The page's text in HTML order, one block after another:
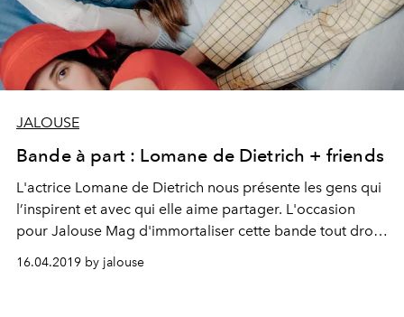
JALOUSE
Bande à part : Lomane de Dietrich + friends
L'actrice Lomane de Dietrich nous présente les gens qui
l’inspirent et avec qui elle aime partager. L'occasion
pour Jalouse Mag d'immortaliser cette bande tout droit
sortie d'un film de Nouvelle Vague...
16.04.2019 by jalouse